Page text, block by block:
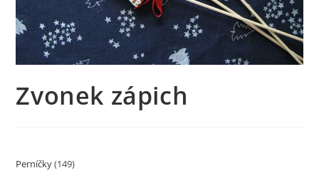
Zvonek zápich
Perníčky(149)